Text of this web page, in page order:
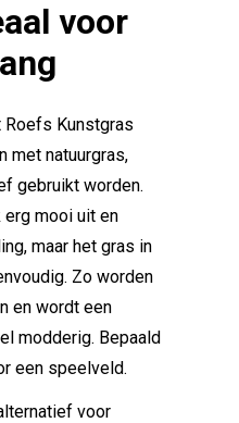
voor
Kunstgras
met natuurgras,
gebruikt worden.
erg mooi uit en
maar het gras in
Zo worden
en wordt een
modderig. Bepaald
een speelveld.
voor